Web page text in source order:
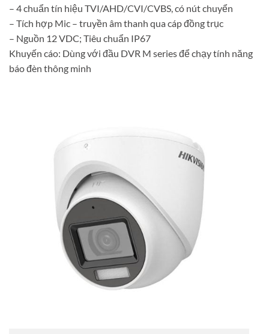
– 4 chuẩn tín hiệu TVI/AHD/CVI/CVBS, có nút chuyển
– Tích hợp Mic – truyền âm thanh qua cáp đồng trục
– Nguồn 12 VDC; Tiêu chuẩn IP67
Khuyến cáo: Dùng với đầu DVR M series để chạy tính năng
báo đèn thông minh